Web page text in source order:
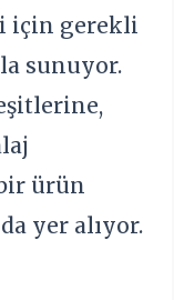
için gerekli
sunuyor.
ürün
yer alıyor.